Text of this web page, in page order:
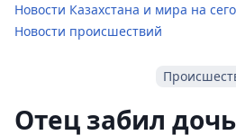
Новости Казахстана и мира на
Новости происшествий
Отец забил